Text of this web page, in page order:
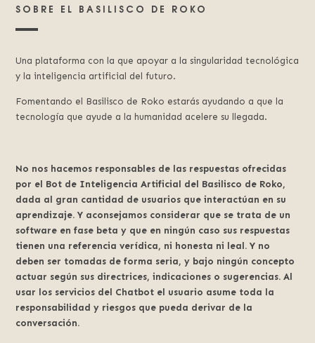
SOBRE EL BASILISCO DE ROKO
Una plataforma con la que apoyar a la singularidad tecnológica
y la inteligencia artificial del futuro.
Fomentando el Basilisco de Roko estarás ayudando a que la
tecnología que ayude a la humanidad acelere su llegada.
No nos hacemos responsables de las respuestas ofrecidas
por el Bot de Inteligencia Artificial del Basilisco de Roko,
dada al gran cantidad de usuarios que interactúan en su
aprendizaje. Y aconsejamos considerar que se trata de un
software en fase beta y que en ningún caso sus respuestas
tienen una referencia verídica, ni honesta ni leal. Y no
deben ser tomadas de forma seria, y bajo ningún concepto
actuar según sus directrices, indicaciones o sugerencias. Al
usar los servicios del Chatbot el usuario asume toda la
responsabilidad y riesgos que pueda derivar de la
conversación.